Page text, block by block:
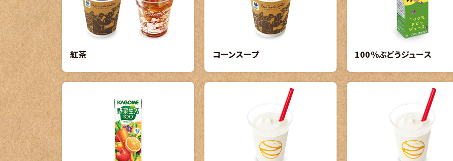
紅茶 コーンスープ 100％ぶどうジュース